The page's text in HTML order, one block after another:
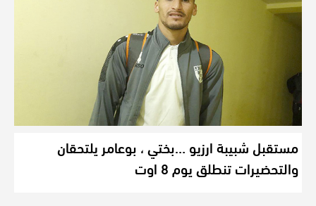
مستقبل شبيبة ارزيو …بختي ، بوعامر يلتحقان
والتحضيرات تنطلق يوم 8 اوت